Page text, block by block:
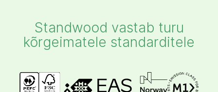
Standwood vastab turu
kõrgeimatele standarditele